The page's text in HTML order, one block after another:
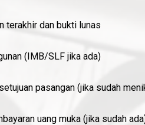
terakhir dan bukti lunas
(IMB/SLF jika ada)
pasangan (jika sudah
uang muka (jika sudah